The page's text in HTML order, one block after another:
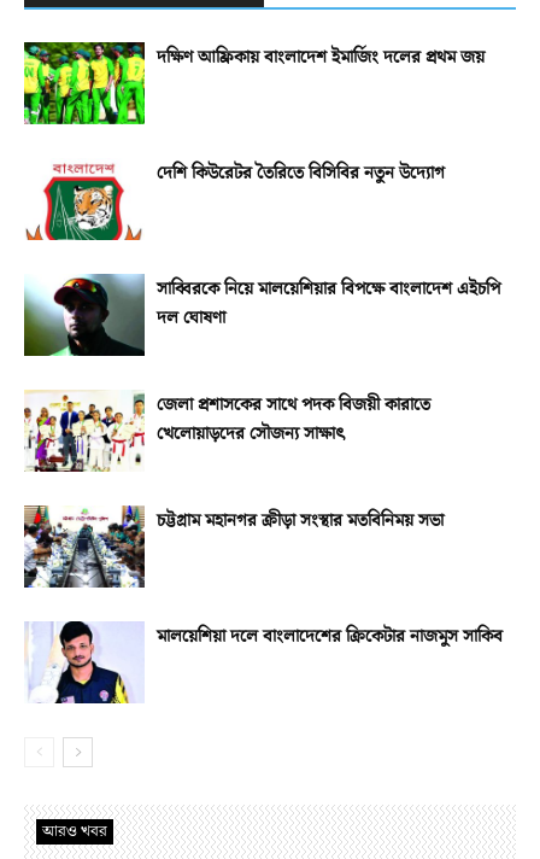
দক্ষিণ আফ্রিকায় বাংলাদেশ ইমার্জিং দলের প্রথম জয়
দেশি কিউরেটর তৈরিতে বিসিবির নতুন উদ্যোগ
সাব্বিরকে নিয়ে মালয়েশিয়ার বিপক্ষে বাংলাদেশ এইচপি
দল ঘোষণা
জেলা প্রশাসকের সাথে পদক বিজয়ী কারাতে
খেলোয়াড়দের সৌজন্য সাক্ষাৎ
চট্টগ্রাম মহানগর ক্রীড়া সংস্থার মতবিনিময় সভা
মালয়েশিয়া দলে বাংলাদেশের ক্রিকেটার নাজমুস সাকিব
আরও খবর